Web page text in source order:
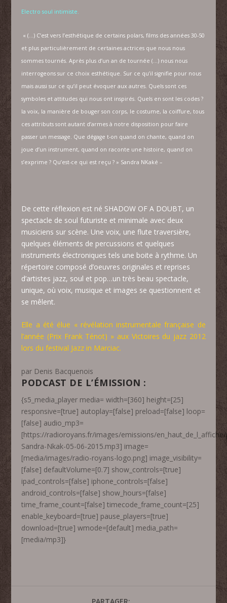
Electro soul intimiste.
« (…) C’est vers l’esthétique de certains polars, films des années 30-50
et plus particulièrement de certaines actrices que nous nous
sommes tournés. Après plus d’un an de tournée (…) nous nous
interrogeons sur ce choix esthétique. Sur ce qu’il signifie pour nous
mais aussi sur ce qu’il peut évoquer aux autres. Quels sont ces
symboles et attitudes qui nous ont inspirés. Quels en sont les codes ?
la voix, la manière de bouger son corps, le costume, la coiffure, tous
ces attributs sont autant d’armes à notre disposition pour faire
passer un message. Que dégage t-on quand on chante, quand on
joue d’un instrument, quand on raconte une histoire, quand on
s’exprime ? Qu’est-ce qui est reçu ? » Sandra NKaké –
De cette réflexion est né SHADOW OF A DOUBT, un
spectacle de soul futuriste et minimale avec deux
musiciens sur scène. Une voix, une flute traversière,
quelques éléments de percussions et quelques
instruments électroniques tels une boite à rythme. Un
répertoire composé d’oeuvres originales et reprises
d’artistes jazz, soul et pop…un très beau spectacle,
unique, où voix, musique et images se questionnent et
se mêlent.
Elle a été élue « révélation instrumentale française de
l’année (Prix Frank Ténot) » aux Victoires du jazz 2012
lors du festival Jazz in Marciac.
par Denis Bacquenois
PODCAST DE L’ÉMISSION :
{s5_media_player media= width=[360] height=[25]
responsive=[true] autoplay=[false] preload=[false] loop=
[false] audio_mp3=
[https://radioroyans.fr/images/emissions/
Sandra-Nkak-05-06-2015.mp3] image=
[media/images/radio-royans-logo.png] image_visibility=
[false] defaultVolume=[0.7] show_controls=[true]
ipad_controls=[false] iphone_controls=[false]
android_controls=[false] show_hours=[false]
time_frame_count=[false] timecode_frame_count=[25]
enable_keyboard=[true] pause_players=[true]
download=[true] wmode=[default] media_path=
[media/mp3]}
PARTAGER: